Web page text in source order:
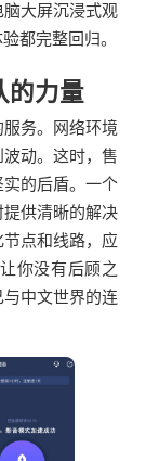
大屏沉浸式观
都完整回归。
的力量
务。网络环境
动。这时，售
的后盾。一个
供清晰的解决
点和线路，应
你没有后顾之
中文世界的连